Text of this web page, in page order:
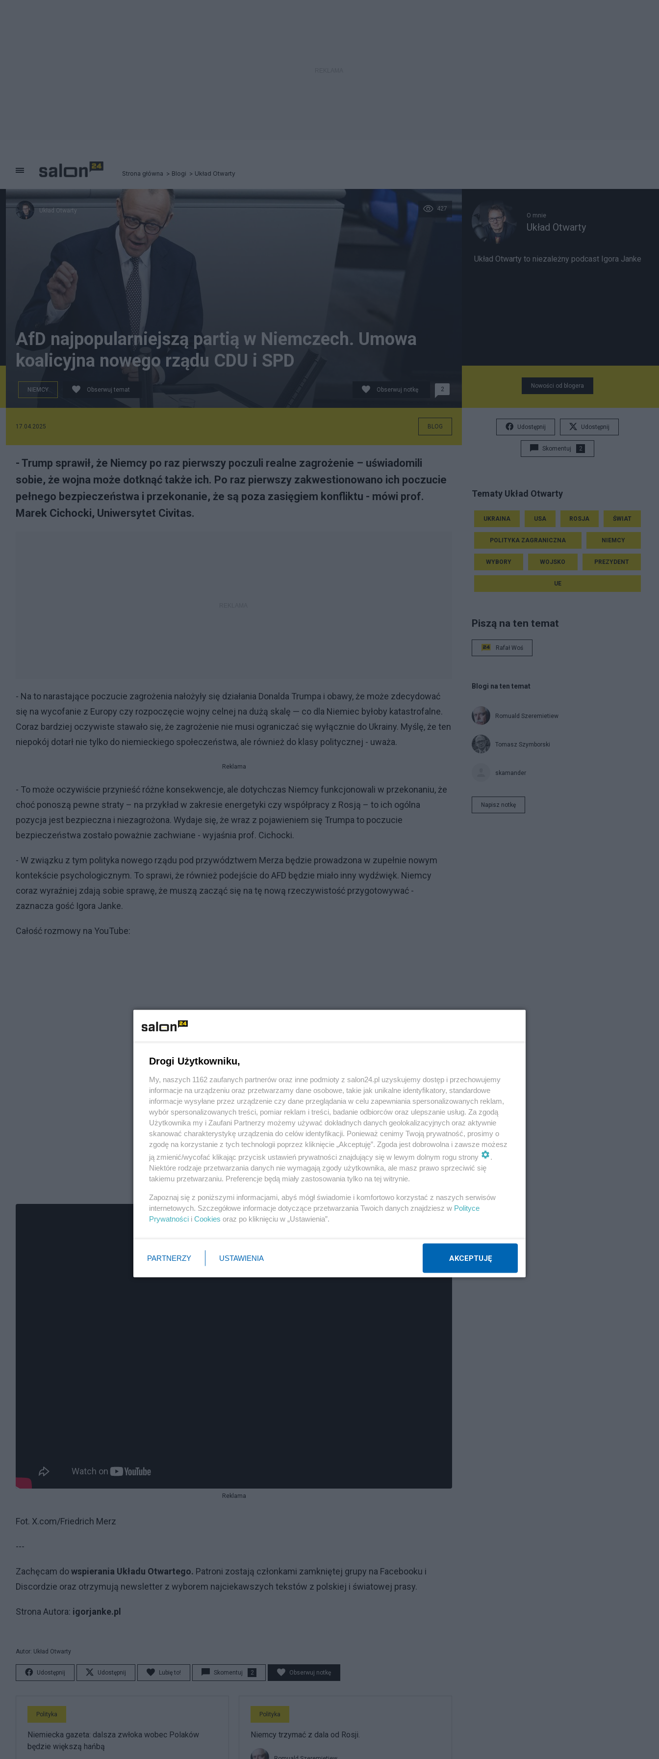
Strona główna Blogi Układ Otwarty
Układ Otwarty 427
AfD najpopularniejszą partią w Niemczech. Umowa
koalicyjna nowego rządu CDU i SPD
NIEMCY Obserwuj temat Obserwuj notkę 2
17.04.2025 BLOG
- Trump sprawił, że Niemcy po raz pierwszy poczuli realne zagrożenie – uświadomili
sobie, że wojna może dotknąć także ich. Po raz pierwszy zakwestionowano ich poczucie
pełnego bezpieczeństwa i przekonanie, że są poza zasięgiem konfliktu - mówi prof.
Marek Cichocki, Uniwersytet Civitas.
- Na to narastające poczucie zagrożenia nałożyły się działania Donalda Trumpa i obawy, że może zdecydować
się na wycofanie z Europy czy rozpoczęcie wojny celnej na dużą skalę — co dla Niemiec byłoby katastrofalne.
Coraz bardziej oczywiste stawało się, że zagrożenie nie musi ograniczać się wyłącznie do Ukrainy. Myślę, że ten
niepokój dotarł nie tylko do niemieckiego społeczeństwa, ale również do klasy politycznej - uważa.
Reklama
- To może oczywiście przynieść różne konsekwencje, ale dotychczas Niemcy funkcjonowali w przekonaniu, że
choć ponoszą pewne straty – na przykład w zakresie energetyki czy współpracy z Rosją – to ich ogólna
pozycja jest bezpieczna i niezagrożona. Wydaje się, że wraz z pojawieniem się Trumpa to poczucie
bezpieczeństwa zostało poważnie zachwiane - wyjaśnia prof. Cichocki.
- W związku z tym polityka nowego rządu pod przywództwem Merza będzie prowadzona w zupełnie nowym
kontekście psychologicznym. To sprawi, że również podejście do AFD będzie miało inny wydźwięk. Niemcy
coraz wyraźniej zdają sobie sprawę, że muszą zacząć się na tę nową rzeczywistość przygotowywać -
zaznacza gość Igora Janke.
Całość rozmowy na YouTube:
Reklama
Fot. X.com/Friedrich Merz
---
Zachęcam dowspierania Układu Otwartego. Patroni zostają członkami zamkniętej grupy na Facebooku i
Discordzie oraz otrzymują newsletter z wyborem najciekawszych tekstów z polskiej i światowej prasy.
Strona Autora: igorjanke.pl
Autor: Układ Otwarty
Udostępnij Udostępnij Lubię to! Skomentuj 2 Obserwuj notkę
Polityka
Niemiecka gazeta: dalsza zwłoka wobec Polaków
będzie większą hańbą
Polityka
Niemcy trzymać z dala od Rosji.
O mnie
Układ Otwarty
Układ Otwarty to niezależny podcast Igora Janke
Nowości od blogera
Udostępnij Udostępnij
Skomentuj 2
Tematy Układ Otwarty
UKRAINA USA ROSJA ŚWIAT
POLITYKA ZAGRANICZNA NIEMCY
WYBORY WOJSKO PREZYDENT
UE
Piszą na ten temat
Rafał Woś
Blogi na ten temat
Romuald Szeremietiew
Tomasz Szymborski
skamander
Napisz notkę
Drogi Użytkowniku,
My, naszych 1162 zaufanych partnerów oraz inne podmioty z salon24.pl uzyskujemy dostęp i przechowujemy
informacje na urządzeniu oraz przetwarzamy dane osobowe, takie jak unikalne identyfikatory, standardowe
informacje wysyłane przez urządzenie czy dane przeglądania w celu zapewniania spersonalizowanych reklam,
wybór spersonalizowanych treści, pomiar reklam i treści, badanie odbiorców oraz ulepszanie usług. Za zgodą
Użytkownika my i Zaufani Partnerzy możemy używać dokładnych danych geolokalizacyjnych oraz aktywnie
skanować charakterystykę urządzenia do celów identyfikacji. Ponieważ cenimy Twoją prywatność, prosimy o
zgodę na korzystanie z tych technologii poprzez kliknięcie „Akceptuję”. Zgoda jest dobrowolna i zawsze możesz
ją zmienić/wycofać klikając przycisk ustawień prywatności znajdujący się w lewym dolnym rogu strony
.
Niektóre rodzaje przetwarzania danych nie wymagają zgody użytkownika, ale masz prawo sprzeciwić się
takiemu przetwarzaniu. Preferencje będą miały zastosowania tylko na tej witrynie.
Zapoznaj się z poniższymi informacjami, abyś mógł świadomie i komfortowo korzystać z naszych serwisów
internetowych. Szczegółowe informacje dotyczące przetwarzania Twoich danych znajdziesz w Polityce
Prywatności i Cookies oraz po kliknięciu w „Ustawienia”.
PARTNERZY USTAWIENIA AKCEPTUJĘ